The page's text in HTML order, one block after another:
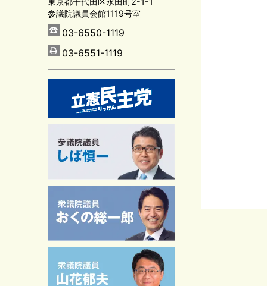
参議院議員会館1119号室
03-6550-1119
03-6551-1119